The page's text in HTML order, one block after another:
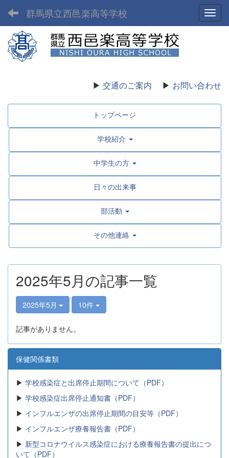
群馬県立西邑楽高等学校
▶ 交通のご案内 ▶ お問い合わせ
トップページ
学校紹介
中学生の方
日々の出来事
部活動
その他連絡
2025年5月の記事一覧
2025年5月 10件
記事がありません。
保健関係書類
▶ 学校感染症と出席停止期間について（PDF）
▶ 学校感染症出席停止通知書（PDF）
▶ インフルエンザの出席停止期間の目安等（PDF）
▶ インフルエンザ療養報告書（PDF）
▶ 新型コロナウイルス感染症における療養報告書の提出につ
いて（PDF）